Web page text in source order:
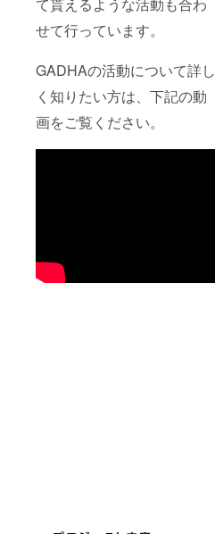
て貰えるような活動も合わ
せて行っています。
GADHAの活動について詳し
く知りたい方は、下記の動
画をご覧ください。